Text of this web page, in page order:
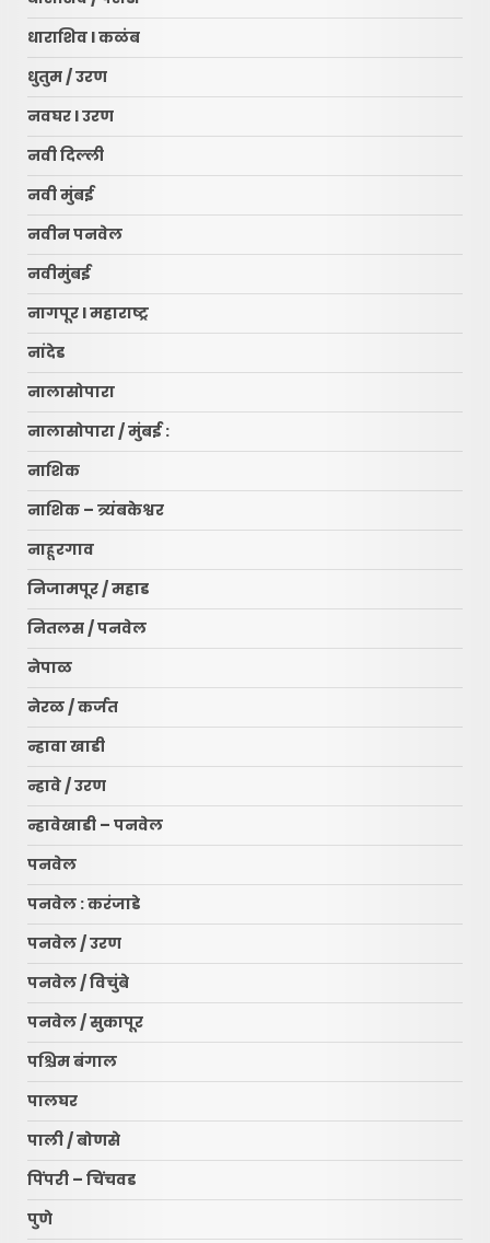
धाराशिव l कळंब
धुतुम / उरण
नवघर l उरण
नवी दिल्ली
नवी मुंबई
नवीन पनवेल
नवीमुंबई
नागपूर l महाराष्ट्र
नांदेड
नालासोपारा
नालासोपारा / मुंबई :
नाशिक
नाशिक – त्र्यंबकेश्वर
नाहूरगाव
निजामपूर / महाड
नितलस / पनवेल
नेपाळ
नेरळ / कर्जत
न्हावा खाडी
न्हावे / उरण
न्हावेखाडी – पनवेल
पनवेल
पनवेल : करंजाडे
पनवेल / उरण
पनवेल / विचुंबे
पनवेल / सुकापूर
पश्चिम बंगाल
पालघर
पाली / बोणसे
पिंपरी – चिंचवड
पुणे